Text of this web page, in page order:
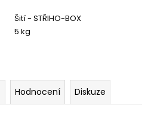
Šití - STŘIHO-BOX
5 kg
Hodnocení Diskuze